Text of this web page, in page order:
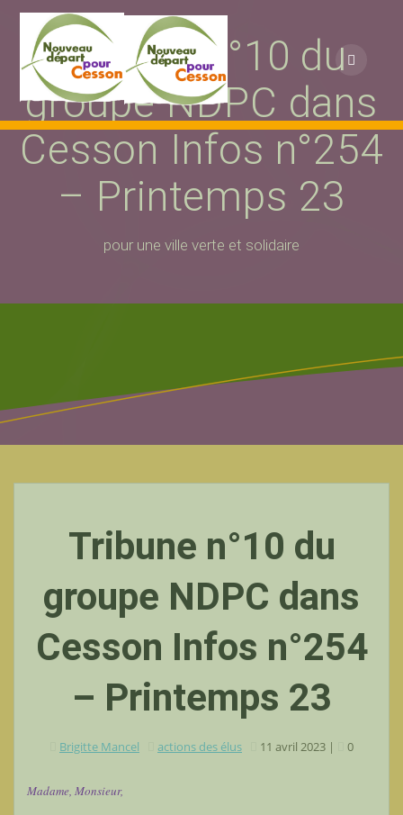
au
contenu
Tribune n°10 du
groupe NDPC dans
Cesson Infos n°254
– Printemps 23
pour une ville verte et solidaire
Tribune n°10 du
groupe NDPC dans
Cesson Infos n°254
– Printemps 23
Brigitte Mancel actions des élus 11 avril 2023 | 0
Madame, Monsieur,